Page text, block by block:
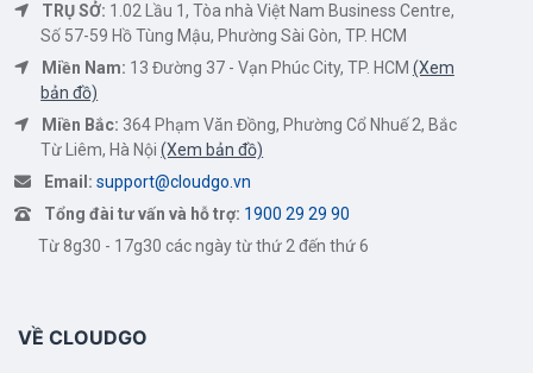
TRỤ SỞ: 1.02 Lầu 1, Tòa nhà Việt Nam Business Centre,
Số 57-59 Hồ Tùng Mậu, Phường Sài Gòn, TP. HCM
Miền Nam: 13 Đường 37 - Vạn Phúc City, TP. HCM (Xem
bản đồ)
Miền Bắc: 364 Phạm Văn Đồng, Phường Cổ Nhuế 2, Bắc
Từ Liêm, Hà Nội(Xem bản đồ)
Email: support@cloudgo.vn
Tổng đài tư vấn và hỗ trợ: 1900 29 29 90
Từ 8g30 - 17g30 các ngày từ thứ 2 đến thứ 6
VỀ CLOUDGO